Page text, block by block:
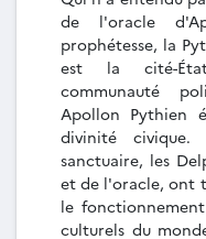
de l'oracle
prophétesse, la
est la cité-
communauté
Apollon Pythien
divinité
sanctuaire, les
et de l'oracle, ont
le
culturels du